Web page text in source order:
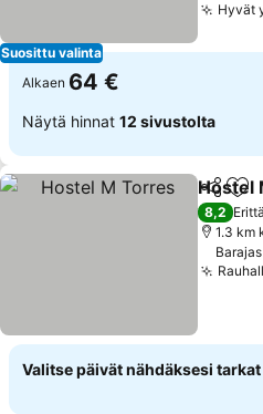
Suosittu valinta
Hyvät
Alkaen 64 €
Näytä hinnat 12 sivustolta
Jaa
Hostel
8,2
1.3 km
Valitse päivät nähdäksesi